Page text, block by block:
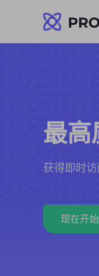
最高
获得即时
现在开始